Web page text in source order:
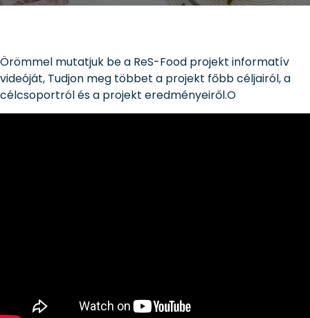
Örömmel mutatjuk be a ReS-Food projekt informatív
videóját, Tudjon meg többet a projekt főbb céljairól, a
célcsoportról és a projekt eredményeiről.O